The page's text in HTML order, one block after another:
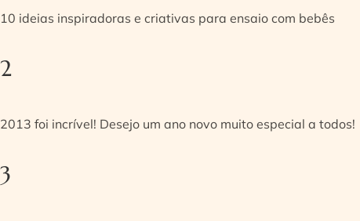
10 ideias inspiradoras e criativas para ensaio com bebês
2
2013 foi incrível! Desejo um ano novo muito especial a todos!
3